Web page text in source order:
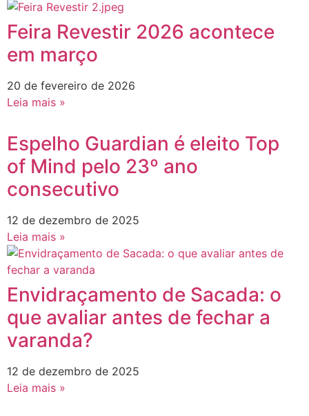
Feira Revestir 2026 acontece
em março
20 de fevereiro de 2026
Leia mais »
Espelho Guardian é eleito Top
of Mind pelo 23º ano
consecutivo
12 de dezembro de 2025
Leia mais »
Envidraçamento de Sacada: o
que avaliar antes de fechar a
varanda?
12 de dezembro de 2025
Leia mais »